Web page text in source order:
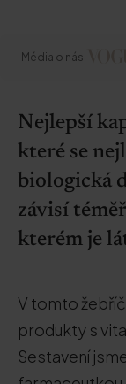
Média o nás:
Nejlepší
které se
biologická
závisí
kterém je
V tomto
produkty s
Sestavení